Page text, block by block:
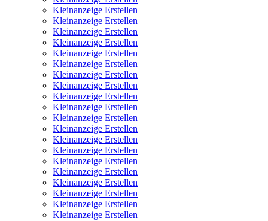
Kleinanzeige Erstellen
Kleinanzeige Erstellen
Kleinanzeige Erstellen
Kleinanzeige Erstellen
Kleinanzeige Erstellen
Kleinanzeige Erstellen
Kleinanzeige Erstellen
Kleinanzeige Erstellen
Kleinanzeige Erstellen
Kleinanzeige Erstellen
Kleinanzeige Erstellen
Kleinanzeige Erstellen
Kleinanzeige Erstellen
Kleinanzeige Erstellen
Kleinanzeige Erstellen
Kleinanzeige Erstellen
Kleinanzeige Erstellen
Kleinanzeige Erstellen
Kleinanzeige Erstellen
Kleinanzeige Erstellen